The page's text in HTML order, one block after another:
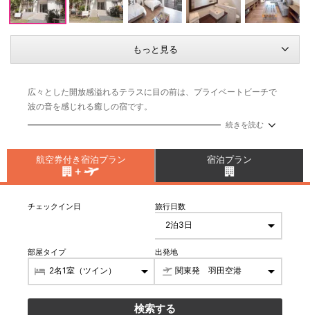
もっと見る
広々とした開放感溢れるテラスに目の前は、プライベートビーチで
波の音を感じれる癒しの宿です。
続きを読む
航空券付き宿泊プラン 宿泊プラン
チェックイン日 旅行日数
部屋タイプ 出発地